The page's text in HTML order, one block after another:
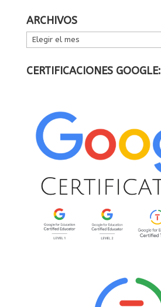
ARCHIVOS
ARCHIVOS
CERTIFICACIONES GOOGLE: